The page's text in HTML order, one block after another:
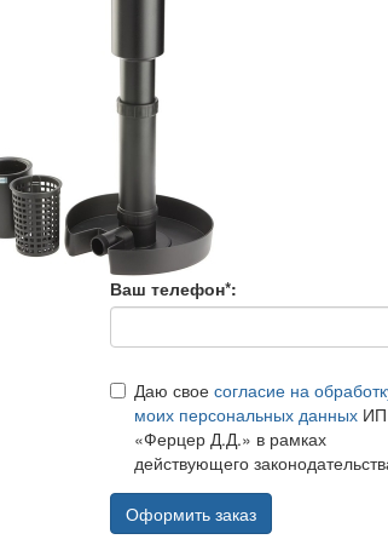
Ваш телефон*:
Даю свое согласие на
моих персональных данныхИП
«Ферцер Д.Д.» в рамках
действующего
Оформить заказ